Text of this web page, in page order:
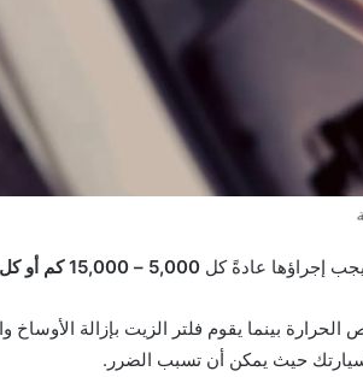
إجراؤها عادةً كل 5,000 – 15,000 كم أو كل 6 – 12 شهراً
بينما يقوم فلتر الزيت بإزالة
حيث يمكن أن تسبب الضرر.